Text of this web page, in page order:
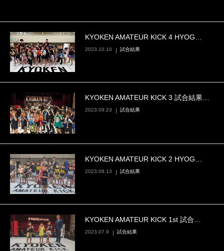
KYOKEN AMATEUR KICK 4 HYOG…
2023.10.10 試合結果
KYOKEN AMATEUR KICK 3 試合結果…
2023.09.23 試合結果
KYOKEN AMATEUR KICK 2 HYOG…
2023.08.13 試合結果
KYOKEN AMATEUR KICK 1st 試合…
2023.07.9 試合結果